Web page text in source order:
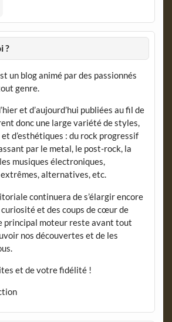
?
un blog animé par des passionnés
genre.
et d’aujourd’hui publiées au fil de
donc une large variété de styles,
d’esthétiques : du rock progressif
par le metal, le post-rock, la
musiques électroniques,
alternatives, etc.
continuera de s’élargir encore
et des coups de cœur de
principal moteur reste avant tout
nos découvertes et de les
et de votre fidélité !